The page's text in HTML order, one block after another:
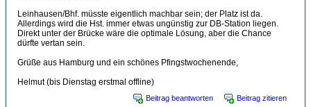
Leinhausen/Bhf. müsste eigentlich machbar sein; der Platz ist da.
Allerdings wird die Hst. immer etwas ungünstig zur DB-Station liegen.
Direkt unter der Brücke wäre die optimale Lösung, aber die Chance
dürfte vertan sein.
Grüße aus Hamburg und ein schönes Pfingstwochenende,
Helmut (bis Dienstag erstmal offline)
Beitrag beantworten Beitrag zitieren